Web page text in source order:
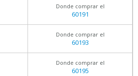
Donde comprar el
60191
Donde comprar el
60193
Donde comprar el
60195